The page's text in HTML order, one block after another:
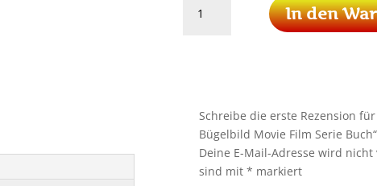
Kleine
Movie
Film
Serie
Buch
In den
Schreibe die erste Rezension
Bügelbild Movie Film Serie Buch“
Deine E-Mail-Adresse wird
sind mit* markiert